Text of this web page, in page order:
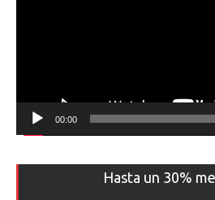
00:00
Hasta un 30%